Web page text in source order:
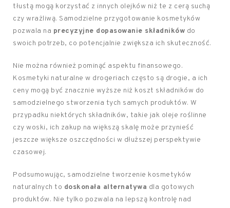
tłustą mogą korzystać z innych olejków niż te z cerą suchą
czy wrażliwą. Samodzielne przygotowanie kosmetyków
pozwala na precyzyjne dopasowanie składników do
swoich potrzeb, co potencjalnie zwiększa ich skuteczność.
Nie można również pominąć aspektu finansowego.
Kosmetyki naturalne w drogeriach często są drogie, a ich
ceny mogą być znacznie wyższe niż koszt składników do
samodzielnego stworzenia tych samych produktów. W
przypadku niektórych składników, takie jak oleje roślinne
czy woski, ich zakup na większą skalę może przynieść
jeszcze większe oszczędności w dłuższej perspektywie
czasowej.
Podsumowując, samodzielne tworzenie kosmetyków
naturalnych to doskonała alternatywa dla gotowych
produktów. Nie tylko pozwala na lepszą kontrolę nad